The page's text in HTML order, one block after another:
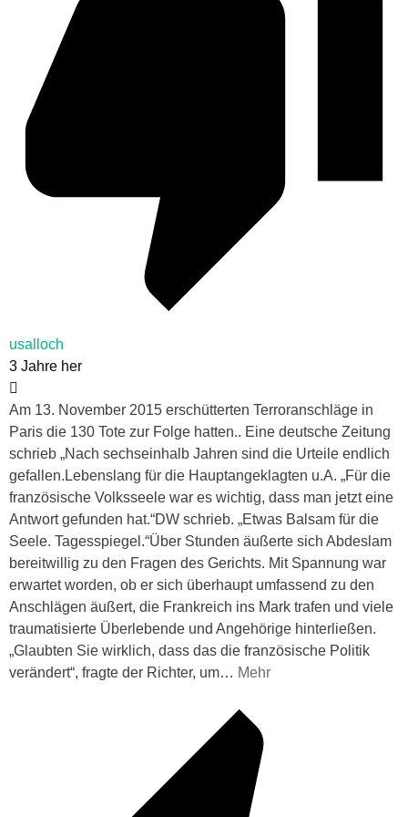
usalloch
3 Jahre her
Am 13. November 2015 erschütterten Terroranschläge in
Paris die 130 Tote zur Folge hatten.. Eine deutsche Zeitung
schrieb „Nach sechseinhalb Jahren sind die Urteile endlich
gefallen.Lebenslang für die Hauptangeklagten u.A. „Für die
französische Volksseele war es wichtig, dass man jetzt eine
Antwort gefunden hat.“DW schrieb. „Etwas Balsam für die
Seele. Tagesspiegel.“Über Stunden äußerte sich Abdeslam
bereitwillig zu den Fragen des Gerichts. Mit Spannung war
erwartet worden, ob er sich überhaupt umfassend zu den
Anschlägen äußert, die Frankreich ins Mark trafen und viele
traumatisierte Überlebende und Angehörige hinterließen.
„Glaubten Sie wirklich, dass das die französische Politik
verändert“, fragte der Richter, um… Mehr